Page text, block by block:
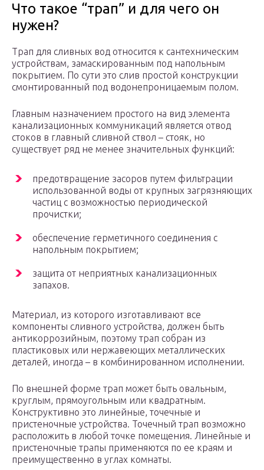
Что такое “трап” и для чего он
нужен?
Трап для сливных вод относится к сантехническим
устройствам, замаскированным под напольным
покрытием. По сути это слив простой конструкции
смонтированный под водонепроницаемым полом.
Главным назначением простого на вид элемента
канализационных коммуникаций является отвод
стоков в главный сливной ствол – стояк, но
существует ряд не менее значительных функций:
предотвращение засоров путем фильтрации
использованной воды от крупных загрязняющих
частиц с возможностью периодической
прочистки;
обеспечение герметичного соединения с
напольным покрытием;
защита от неприятных канализационных
запахов.
Материал, из которого изготавливают все
компоненты сливного устройства, должен быть
антикоррозийным, поэтому трап собран из
пластиковых или нержавеющих металлических
деталей, иногда – в комбинированном исполнении.
По внешней форме трап может быть овальным,
круглым, прямоугольным или квадратным.
Конструктивно это линейные, точечные и
пристеночные устройства. Точечный трап возможно
расположить в любой точке помещения. Линейные и
пристеночные трапы применяются по ее краям и
преимущественно в углах комнаты.